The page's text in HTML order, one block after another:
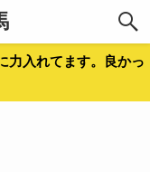
力入れてます。良かっ